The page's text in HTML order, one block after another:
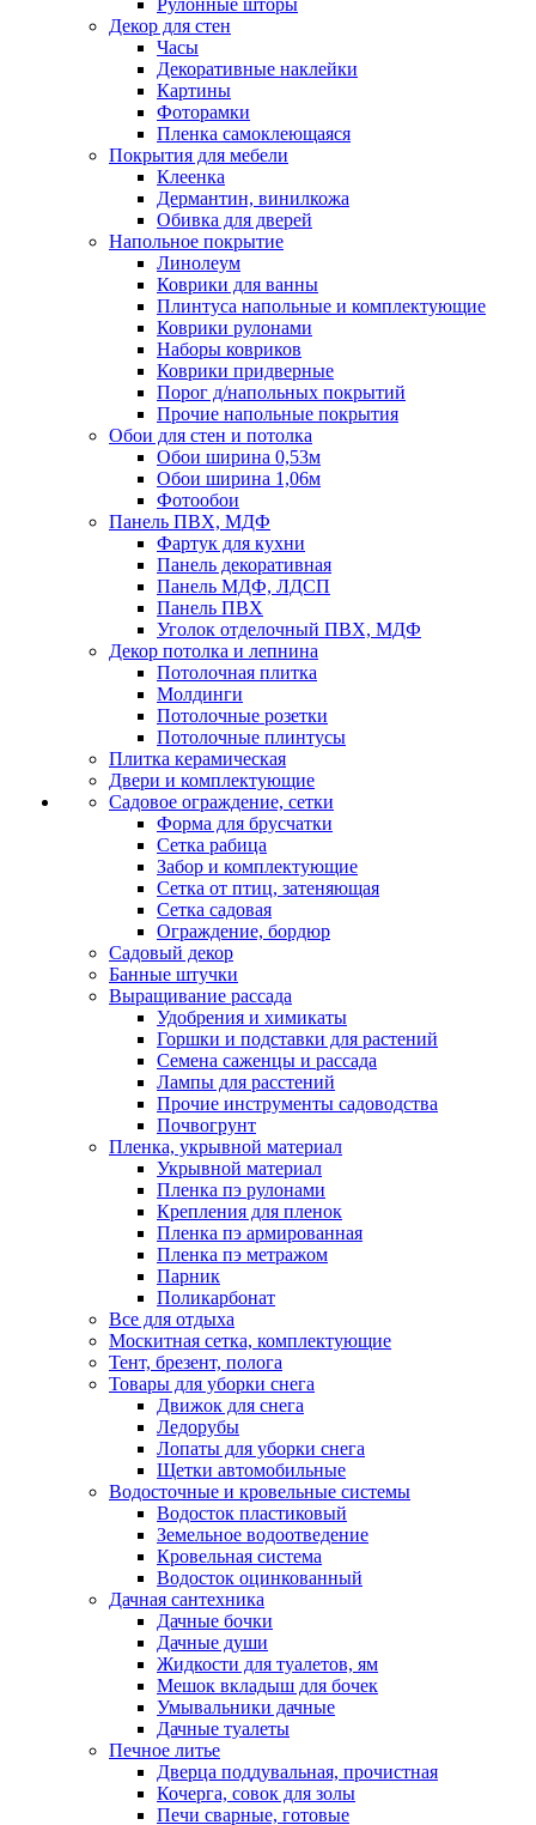
Рулонные шторы
Декор для стен
Часы
Декоративные наклейки
Картины
Фоторамки
Пленка самоклеющаяся
Покрытия для мебели
Клеенка
Дермантин, винилкожа
Обивка для дверей
Напольное покрытие
Линолеум
Коврики для ванны
Плинтуса напольные и комплектующие
Коврики рулонами
Наборы ковриков
Коврики придверные
Порог д/напольных покрытий
Прочие напольные покрытия
Обои для стен и потолка
Обои ширина 0,53м
Обои ширина 1,06м
Фотообои
Панель ПВХ, МДФ
Фартук для кухни
Панель декоративная
Панель МДФ, ЛДСП
Панель ПВХ
Уголок отделочный ПВХ, МДФ
Декор потолка и лепнина
Потолочная плитка
Молдинги
Потолочные розетки
Потолочные плинтусы
Плитка керамическая
Двери и комплектующие
Садовое ограждение, сетки
Форма для брусчатки
Сетка рабица
Забор и комплектующие
Сетка от птиц, затеняющая
Сетка садовая
Ограждение, бордюр
Садовый декор
Банные штучки
Выращивание рассада
Удобрения и химикаты
Горшки и подставки для растений
Семена саженцы и рассада
Лампы для расстений
Прочие инструменты садоводства
Почвогрунт
Пленка, укрывной материал
Укрывной материал
Пленка пэ рулонами
Крепления для пленок
Пленка пэ армированная
Пленка пэ метражом
Парник
Поликарбонат
Все для отдыха
Москитная сетка, комплектующие
Тент, брезент, полога
Товары для уборки снега
Движок для снега
Ледорубы
Лопаты для уборки снега
Щетки автомобильные
Водосточные и кровельные системы
Водосток пластиковый
Земельное водоотведение
Кровельная система
Водосток оцинкованный
Дачная сантехника
Дачные бочки
Дачные души
Жидкости для туалетов, ям
Мешок вкладыш для бочек
Умывальники дачные
Дачные туалеты
Печное литье
Дверца поддувальная, прочистная
Кочерга, совок для золы
Печи сварные, готовые